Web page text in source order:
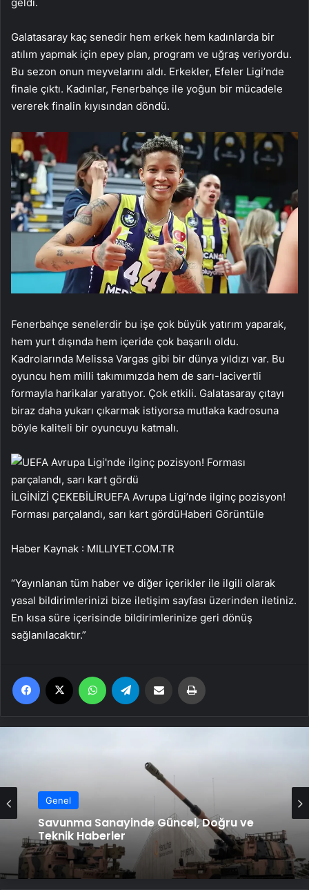
Galatasaray kaç senedir hem erkek hem kadınlarda bir
atılım yapmak için epey plan, program ve uğraş veriyordu.
Bu sezon onun meyvelarını aldı. Erkekler, Efeler Ligi’nde
finale çıktı. Kadınlar, Fenerbahçe ile yoğun bir mücadele
vererek finalin kıyısından döndü.
Fenerbahçe senelerdir bu işe çok büyük yatırım yaparak,
hem yurt dışında hem içeride çok başarılı oldu.
Kadrolarında Melissa Vargas gibi bir dünya yıldızı var. Bu
oyuncu hem milli takımımızda hem de sarı-lacivertli
formayla harikalar yaratıyor. Çok etkili. Galatasaray çıtayı
biraz daha yukarı çıkarmak istiyorsa mutlaka kadrosuna
böyle kaliteli bir oyuncuyu katmalı.
İLGİNİZİ ÇEKEBİLİRUEFA Avrupa Ligi’nde ilginç pozisyon!
Forması parçalandı, sarı kart gördüHaberi Görüntüle
Haber Kaynak : MILLIYET.COM.TR
“Yayınlanan tüm haber ve diğer içerikler ile ilgili olarak
yasal bildirimlerinizi bize iletişim sayfası üzerinden iletiniz.
En kısa süre içerisinde bildirimlerinize geri dönüş
sağlanılacaktır.”
Facebook WhatsApp Email'den paylaş
Genel
Savunma Sanayinde Güncel, Doğru ve
Teknik Haberler